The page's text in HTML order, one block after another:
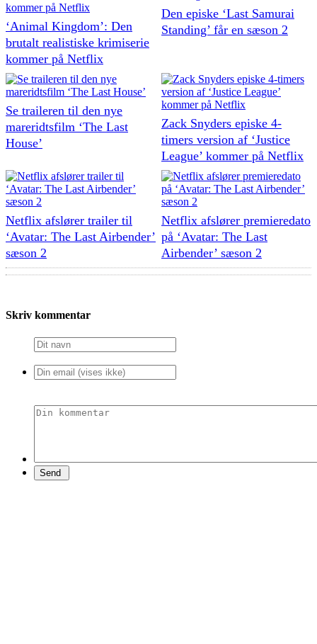
‘Animal Kingdom’: Den
brutalt realistiske krimiserie
kommer på Netflix
Den episke ‘Last Samurai
Standing’ får en sæson 2
Se traileren til den nye
mareridtsfilm ‘The Last
House’
Zack Snyders episke 4-
timers version af ‘Justice
League’ kommer på Netflix
Netflix afslører trailer til
‘Avatar: The Last Airbender’
sæson 2
Netflix afslører premieredato
på ‘Avatar: The Last
Airbender’ sæson 2
Skriv kommentar